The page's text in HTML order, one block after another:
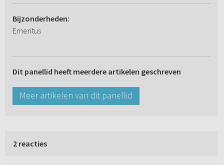
Bijzonderheden:
Emeritus
Dit panellid heeft meerdere artikelen geschreven
Meer artikelen van dit panellid
2 reacties